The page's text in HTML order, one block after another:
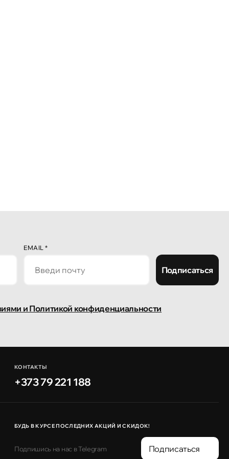
EMAIL*
Подписаться
и Политикой конфиденциальности
КОНТАКТЫ
+373 79 221 188
БУДЬ В КУРСЕ ПОСЛЕДНИХ АКЦИЙ И СКИДОК!
Подпишись на нас в Telegram Подписаться